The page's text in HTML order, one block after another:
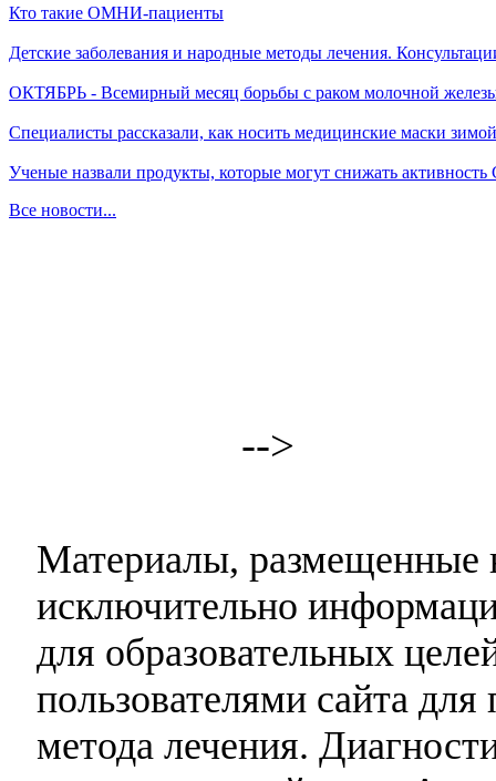
Кто такие ОМНИ-пациенты
Детские заболевания и народные методы лечения.
ОКТЯБРЬ - Всемирный месяц борьбы с раком молочной
Специалисты рассказали, как носить медицинские маски зимой
Ученые назвали продукты, которые могут снижать
Все новости...
-->
Материалы, размещенные
исключительно
для образовательных
пользователями сайта
метода лечения.